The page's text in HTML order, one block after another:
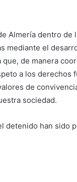
Almería dentro
mediante el
de manera
a los derechos
de
sociedad.
detenido han sido